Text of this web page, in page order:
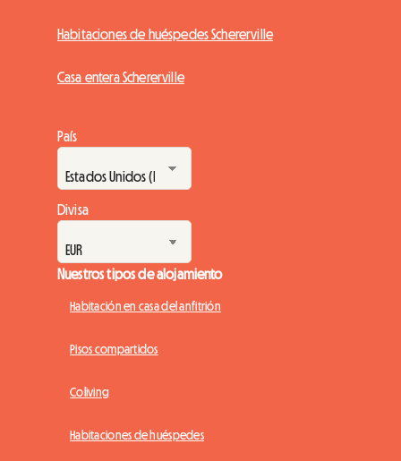
Habitaciones de huéspedes Schererville
Casa entera Schererville
País
Divisa
Nuestros tipos de alojamiento
Habitación en casa del anfitrión
Pisos compartidos
Coliving
Habitaciones de huéspedes